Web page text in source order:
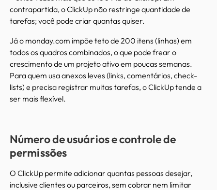
contrapartida, o ClickUp não restringe quantidade de
tarefas; você pode criar quantas quiser.
Já o monday.com impõe teto de 200 itens (linhas) em
todos os quadros combinados, o que pode frear o
crescimento de um projeto ativo em poucas semanas.
Para quem usa anexos leves (links, comentários, check-
lists) e precisa registrar muitas tarefas, o ClickUp tende a
ser mais flexível.
Número de usuários e controle de
permissões
O ClickUp permite adicionar quantas pessoas desejar,
inclusive clientes ou parceiros, sem cobrar nem limitar